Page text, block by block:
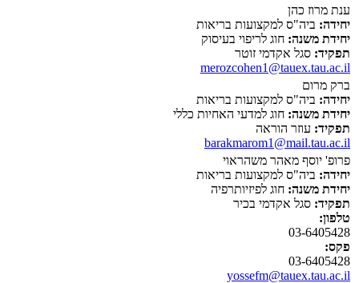
ענת מרוז כהן
יחידה: ביה"ס למקצועות בריאות
יחידת משנה: חוג לריפוי בעיסוק
תפקיד: סגל אקדמי זוטר
merozcohen1@tauex.tau.ac.il
ברק מרום
יחידה: ביה"ס למקצועות בריאות
יחידת משנה: חוג למדעי האחיות כללי
תפקיד: עוזר הוראה
barakmarom1@mail.tau.ac.il
פרופ' יוסף מאהר משהראוי
יחידה: ביה"ס למקצועות בריאות
יחידת משנה: חוג לפיזיותרפיה
תפקיד: סגל אקדמי בכיר
טלפון:
03-6405428
פקס:
03-6405428
yossefm@tauex.tau.ac.il